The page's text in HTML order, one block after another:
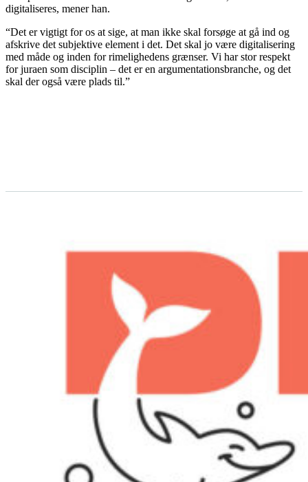
digitaliseres, mener han.
“Det er vigtigt for os at sige, at man ikke skal forsøge at gå ind og
afskrive det subjektive element i det. Det skal jo være digitalisering
med måde og inden for rimelighedens grænser. Vi har stor respekt
for juraen som disciplin – det er en argumentationsbranche, og det
skal der også være plads til.”